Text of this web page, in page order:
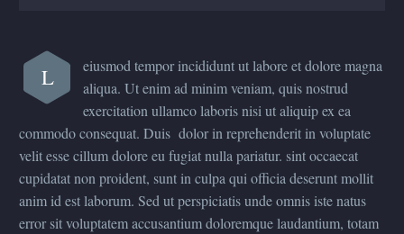
L
eiusmod tempor incididunt ut labore et dolore magna
aliqua. Ut enim ad minim veniam, quis nostrud
exercitation ullamco laboris nisi ut aliquip ex ea
commodo consequat. Duis dolor in reprehenderit in voluptate
velit esse cillum dolore eu fugiat nulla pariatur. sint occaecat
cupidatat non proident, sunt in culpa qui officia deserunt mollit
anim id est laborum. Sed ut perspiciatis unde omnis iste natus
error sit voluptatem accusantium doloremque laudantium, totam